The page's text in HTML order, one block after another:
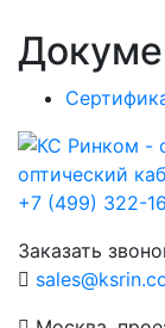
+7 (499) 322-
Заказать